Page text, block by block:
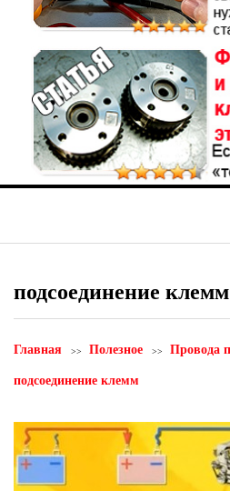
подсоединение клемм
Главная Полезное Провода
подсоединение клемм